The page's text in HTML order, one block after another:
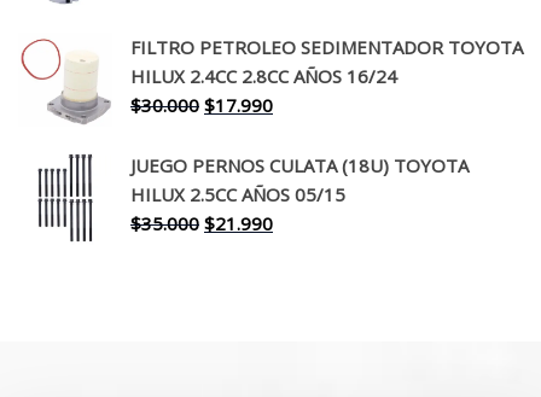
original
era:
$260.000.
actual
es:
FILTRO PETROLEO SEDIMENTADOR TOYOTA
HILUX 2.4CC 2.8CC AÑOS 16/24
$30.000 El
original
era:
$30.000.
$17.990El
actual
es:
$17.990.
JUEGO PERNOS CULATA (18U) TOYOTA
HILUX 2.5CC AÑOS 05/15
$35.000 El
$21.990El